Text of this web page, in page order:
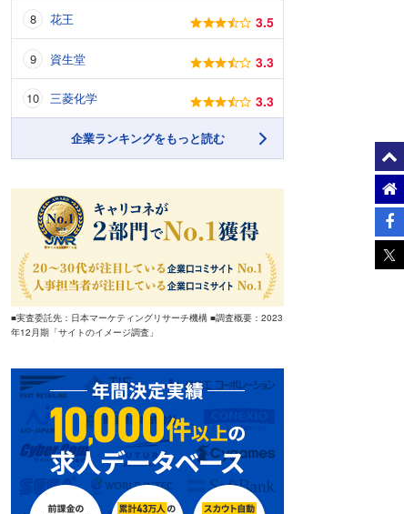
花王 3.5
資生堂 3.3
三菱化学 3.3
企業ランキングをもっと読む
■実査委託先：日本マーケティングリサーチ機構 ■調査概要：2023
年12月期「サイトのイメージ調査」